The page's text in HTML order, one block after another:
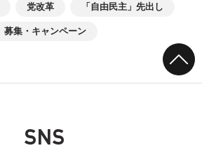
党改革 「自由民主」先出し
募集・キャンペーン
SNS